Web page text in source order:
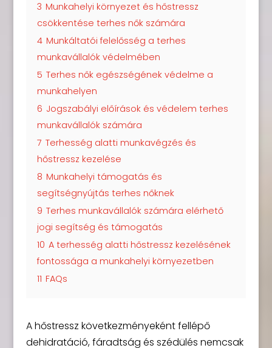
3 Munkahelyi környezet és hőstressz
csökkentése terhes nők számára
4 Munkáltatói felelősség a terhes
munkavállalók védelmében
5 Terhes nők egészségének védelme a
munkahelyen
6 Jogszabályi előírások és védelem terhes
munkavállalók számára
7 Terhesség alatti munkavégzés és
hőstressz kezelése
8 Munkahelyi támogatás és
segítségnyújtás terhes nőknek
9 Terhes munkavállalók számára elérhető
jogi segítség és támogatás
10 A terhesség alatti hőstressz kezelésének
fontossága a munkahelyi környezetben
11 FAQs
A hőstressz következményeként fellépő
dehidratáció, fáradtság és szédülés nemcsak